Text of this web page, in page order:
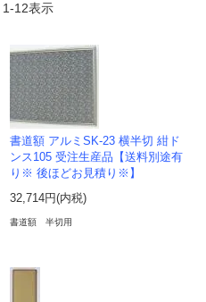
1-12表示
書道額 アルミSK-23 横半切 紺ド
ンス105 受注生産品【送料別途有
り※ 後ほどお見積り※】
32,714円(内税)
書道額 半切用